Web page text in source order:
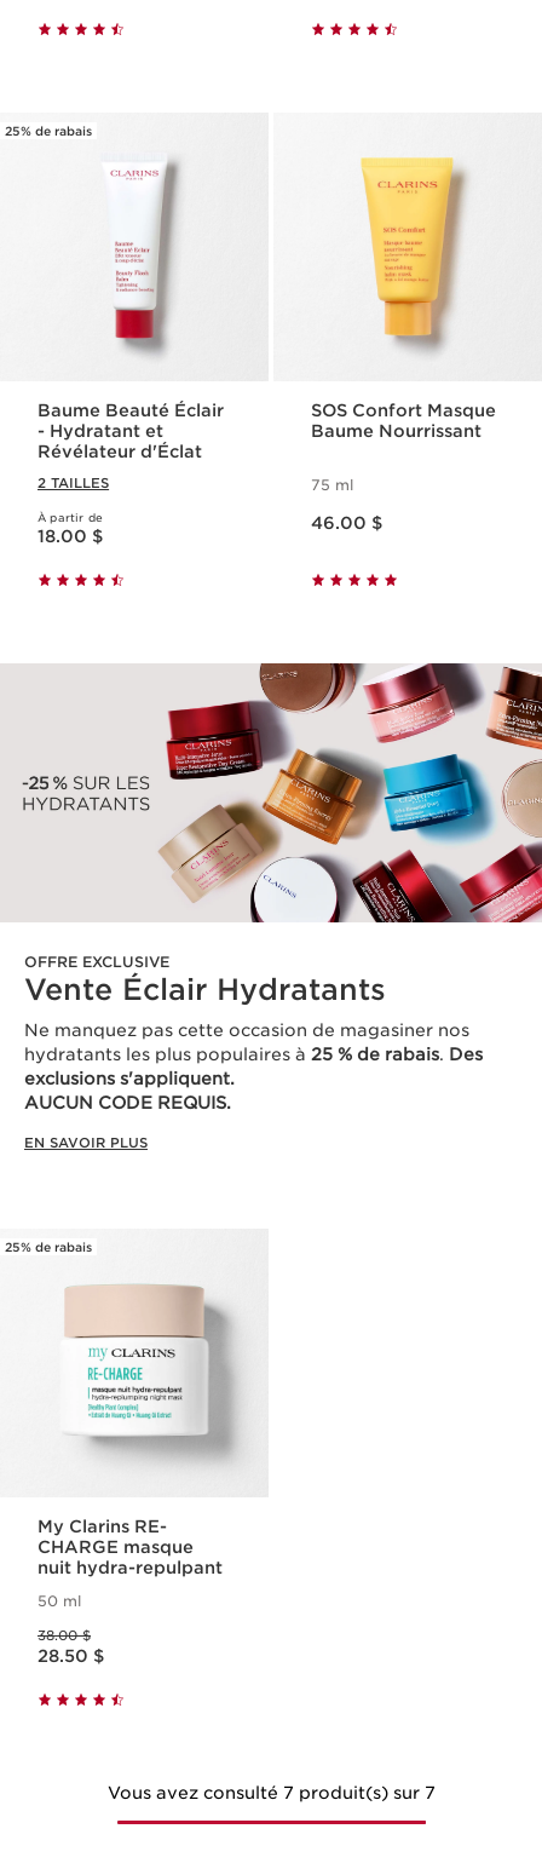
25% de rabais
Baume Beauté Éclair
- Hydratant et
Révélateur d'Éclat
2 TAILLES
À partir de
Nouveau prix 18.00 $
18.00 $
SOS Confort Masque
Baume Nourrissant
75 ml
46.00 $
OFFRE EXCLUSIVE
Vente Éclair Hydratants
Ne manquez pas cette occasion de magasiner nos
hydratants les plus populaires à 25 % de rabais. Des
exclusions s'appliquent.
AUCUN CODE REQUIS.
EN SAVOIR PLUS
25% de rabais
My Clarins RE-
CHARGE masque
nuit hydra-repulpant
50 ml
38.00 $
Nouveau prix 28.50 $
28.50 $
Vous avez consulté 7 produit(s) sur 7